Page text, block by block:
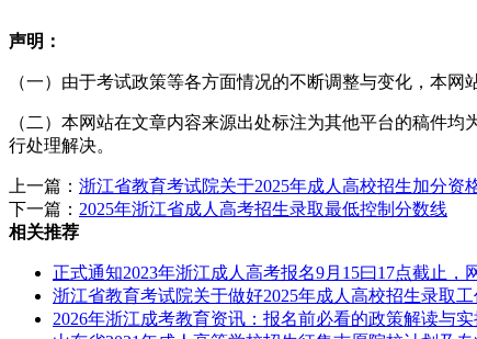
声明：
（一）由于考试政策等各方面情况的不断调整与变化，本
（二）本网站在文章内容来源出处标注为其他平台的稿件
行处理解决。
上一篇： 浙江省教育考试院关于2025年成人高校招生加分资
下一篇： 2025年浙江省成人高考招生录取最低控制分数线
相关推荐
正式通知2023年浙江成人高考报名9月15曰17点截止，
浙江省教育考试院关于做好2025年成人高校招生录取工
2026年浙江成考教育资讯：报名前必看的政策解读与实